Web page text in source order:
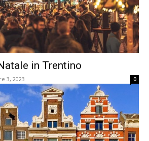
in Trentino
3, 2023 0